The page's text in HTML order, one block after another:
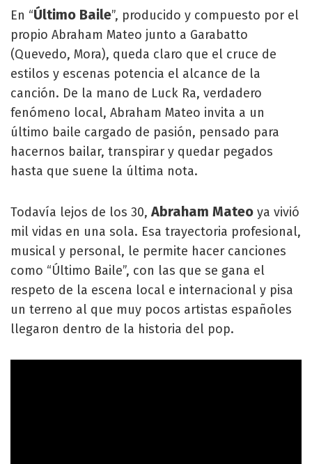
En “Último Baile”, producido y compuesto por el
propio Abraham Mateo junto a Garabatto
(Quevedo, Mora), queda claro que el cruce de
estilos y escenas potencia el alcance de la
canción. De la mano de Luck Ra, verdadero
fenómeno local, Abraham Mateo invita a un
último baile cargado de pasión, pensado para
hacernos bailar, transpirar y quedar pegados
hasta que suene la última nota.
Todavía lejos de los 30,Abraham Mateo ya vivió
mil vidas en una sola. Esa trayectoria profesional,
musical y personal, le permite hacer canciones
como “Último Baile”, con las que se gana el
respeto de la escena local e internacional y pisa
un terreno al que muy pocos artistas españoles
llegaron dentro de la historia del pop.